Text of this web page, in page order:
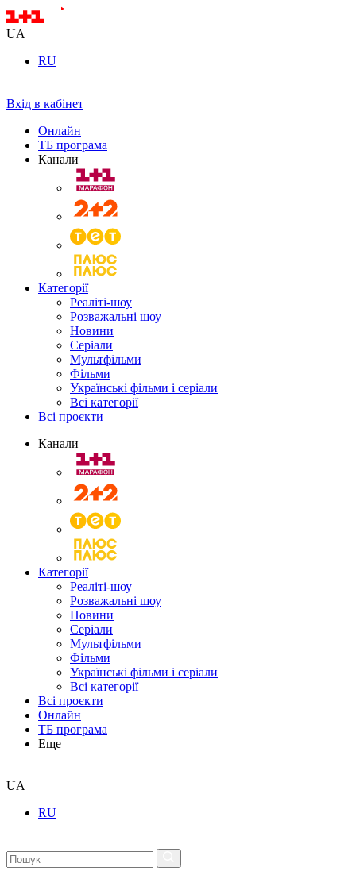
UA
RU
Вхід в кабінет
Онлайн
ТБ програма
Канали
Категорії
Реаліті-шоу
Розважальні шоу
Новини
Серіали
Мультфільми
Фільми
Українські фільми і серіали
Всі категорії
Всі проєкти
Канали
Категорії
Реаліті-шоу
Розважальні шоу
Новини
Серіали
Мультфільми
Фільми
Українські фільми і серіали
Всі категорії
Всі проєкти
Онлайн
ТБ програма
Еще
UA
RU